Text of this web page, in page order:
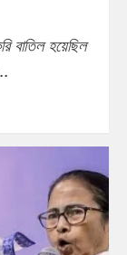
বাতিল হয়েছিল